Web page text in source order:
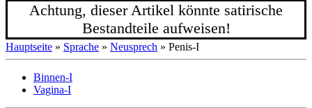
Achtung, dieser Artikel könnte satirische
Bestandteile aufweisen!
Hauptseite » Sprache » Neusprech » Penis-I
Binnen-I
Vagina-I